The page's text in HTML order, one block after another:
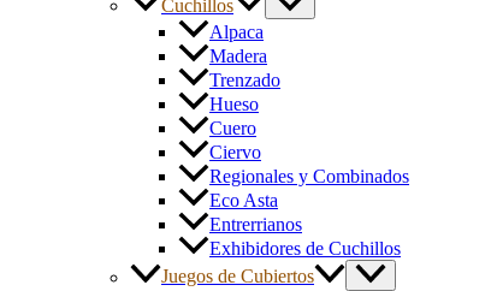
Cuchillos
Alpaca
Madera
Trenzado
Hueso
Cuero
Ciervo
Regionales y Combinados
Eco Asta
Entrerrianos
Exhibidores de Cuchillos
Juegos de Cubiertos